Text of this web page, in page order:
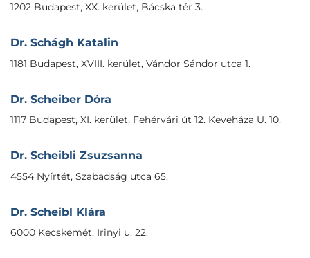
1202 Budapest, XX. kerület, Bácska tér 3.
Dr. Schágh Katalin
1181 Budapest, XVIII. kerület, Vándor Sándor utca 1.
Dr. Scheiber Dóra
1117 Budapest, XI. kerület, Fehérvári út 12. Keveháza U. 10.
Dr. Scheibli Zsuzsanna
4554 Nyírtét, Szabadság utca 65.
Dr. Scheibl Klára
6000 Kecskemét, Irinyi u. 22.